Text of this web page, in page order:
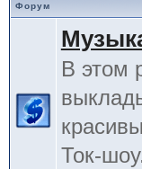
Форум
В этом
Ток-